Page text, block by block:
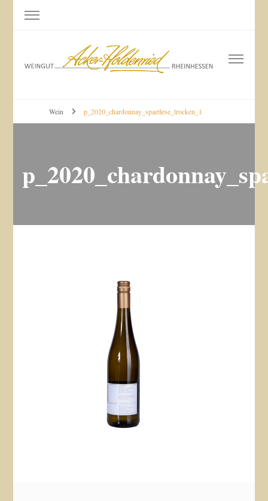
Weingut Acker-Holdenried
Bodenheim RHEINHESSEN
Wein p_2020_chardonnay_spaetlese_trocken_1